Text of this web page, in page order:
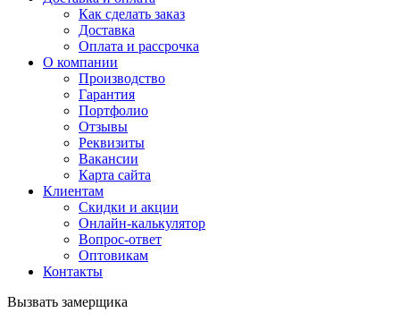
Как сделать заказ
Доставка
Оплата и рассрочка
О компании
Производство
Гарантия
Портфолио
Отзывы
Реквизиты
Вакансии
Карта сайта
Клиентам
Скидки и акции
Онлайн-калькулятор
Вопрос-ответ
Оптовикам
Контакты
Вызвать замерщика